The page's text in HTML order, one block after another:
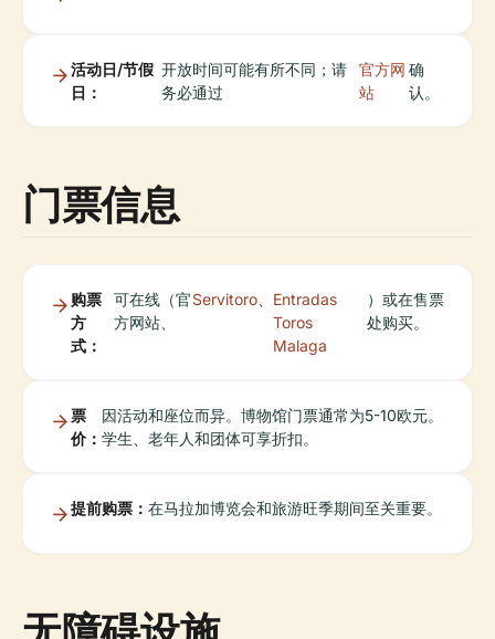
活动日/节假
日：
开放时间可能有所不同；请
务必通过
官方网
站
确
认。
门票信息
购票
方
式：
可在线（官
方网站、
Servitoro
Entradas
Toros
Malaga
）或在售票
处购买。
票
价：
因活动和座位而异。博物馆门票通常为5-10欧元。
学生、老年人和团体可享折扣。
提前购票： 在马拉加博览会和旅游旺季期间至关重要。